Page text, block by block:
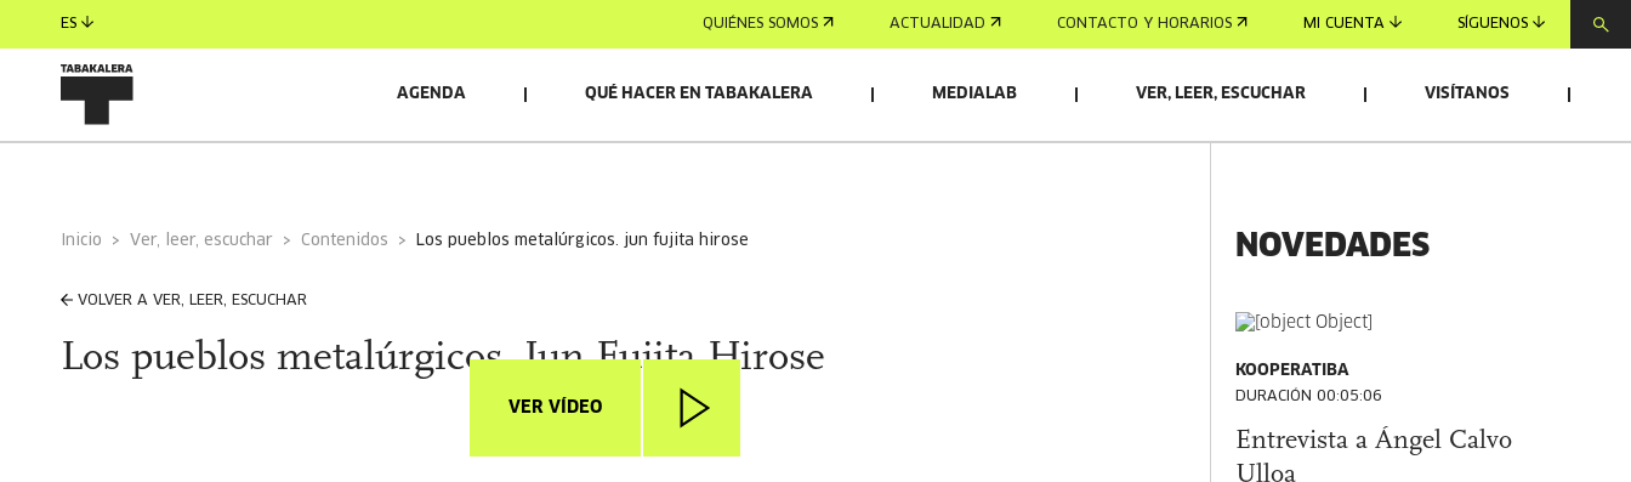
ES QUIÉNES SOMOS ACTUALIDAD CONTACTO Y HORARIOS MI CUENTA SÍGUENOS
AGENDA QUÉ HACER EN TABAKALERA MEDIALAB VER, LEER, ESCUCHAR VISÍTANOS
Inicio Ver, leer, escuchar Contenidos los pueblos metalúrgicos. jun fujita hirose
VOLVER A VER, LEER, ESCUCHAR
Los pueblos metalúrgicos. Jun Fujita Hirose
VER VÍDEO
NOVEDADES
KOOPERATIBA
DURACIÓN 00:05:06
Entrevista a Ángel Calvo
Ulloa